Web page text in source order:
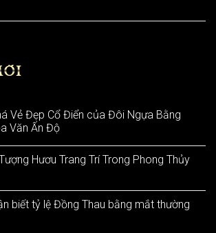
Vẻ Đẹp Cổ Điển của Đôi Ngựa Bằng
Văn Ấn Độ
Hươu Trang Trí Trong Phong Thủy
biết tỷ lệ Đồng Thau bằng mắt thường